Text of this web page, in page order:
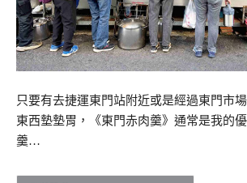
只要有去捷運東門站附近或是經過東門市
東西墊墊胃，《東門赤肉羹》通常是我的
羹…